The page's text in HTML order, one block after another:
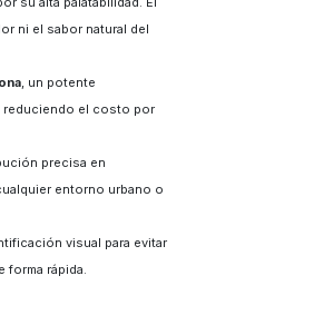
ni el sabor natural del
, un potente
reduciendo el costo por
precisa en
entorno urbano o
visual para evitar
rápida.